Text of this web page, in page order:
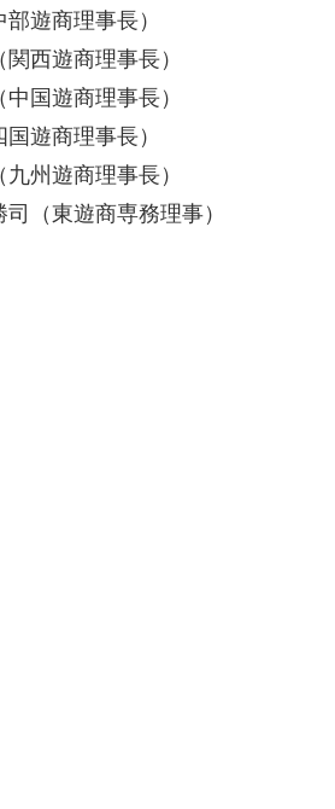
遊商理事長）
西遊商理事長）
国遊商理事長）
遊商理事長）
州遊商理事長）
（東遊商専務理事）